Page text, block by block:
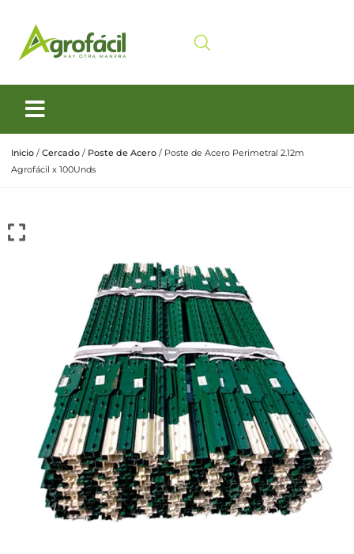
Inicio / Cercado / Poste de Acero / Poste de Acero Perimetral 2.12m
Agrofácil x 100Unds